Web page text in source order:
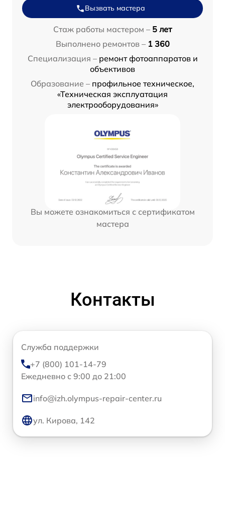
Вызвать мастера
Стаж работы мастером – 5 лет
Выполнено ремонтов – 1 360
Специализация – ремонт фотоаппаратов и
объективов
Образование – профильное техническое,
«Техническая эксплуатация
электрооборудования»
Вы можете ознакомиться с сертификатом
мастера
Контакты
Служба поддержки
+7 (800) 101-14-79
Ежедневно с 9:00 до 21:00
info@izh.olympus-repair-center.ru
ул. Кирова, 142